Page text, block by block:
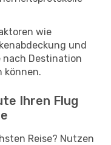
wie
und
nach Destination
können.
Ihren Flug
Reise? Nutzen